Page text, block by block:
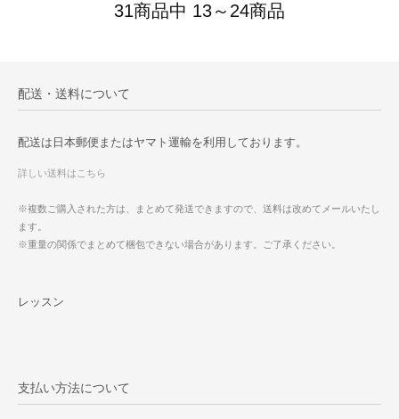
31商品中 13～24商品
配送・送料について
配送は日本郵便またはヤマト運輸を利用しております。
詳しい送料はこちら
※複数ご購入された方は、まとめて発送できますので、送料は改めてメールいたし
ます。
※重量の関係でまとめて梱包できない場合があります。ご了承ください。
レッスン
支払い方法について